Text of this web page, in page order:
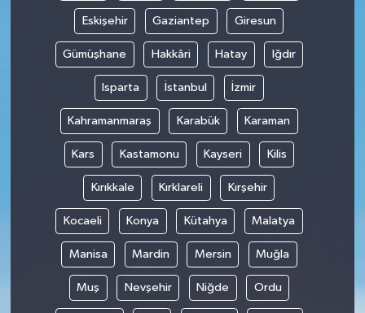
Eskişehir Gaziantep Giresun
Gümüşhane Hakkâri Hatay Iğdır
Isparta İstanbul İzmir
Kahramanmaraş Karabük Karaman
Kars Kastamonu Kayseri Kilis
Kırıkkale Kırklareli Kırşehir
Kocaeli Konya Kütahya Malatya
Manisa Mardin Mersin Muğla
Muş Nevşehir Niğde Ordu